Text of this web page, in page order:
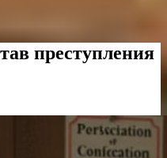
преступления